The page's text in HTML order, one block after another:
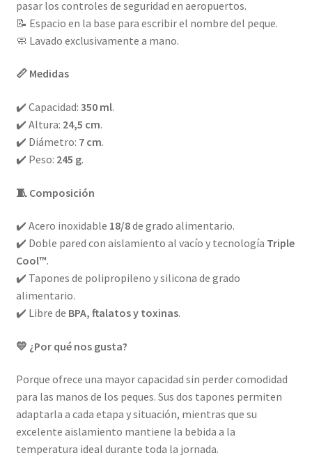
pasar los controles de seguridad en aeropuertos.
📝 Espacio en la base para escribir el nombre del peque.
🧼 Lavado exclusivamente a mano.
📏 Medidas
✔️ Capacidad: 350 ml.
✔️ Altura: 24,5 cm.
✔️ Diámetro: 7 cm.
✔️ Peso: 245 g.
🧵 Composición
✔️ Acero inoxidable 18/8de grado alimentario.
✔️ Doble pared con aislamiento al vacío y tecnología Triple
Cool™.
✔️ Tapones de polipropileno y silicona de grado
alimentario.
✔️ Libre de BPA, ftalatos y toxinas.
💛 ¿Por qué nos gusta?
Porque ofrece una mayor capacidad sin perder comodidad
para las manos de los peques. Sus dos tapones permiten
adaptarla a cada etapa y situación, mientras que su
excelente aislamiento mantiene la bebida a la
temperatura ideal durante toda la jornada.